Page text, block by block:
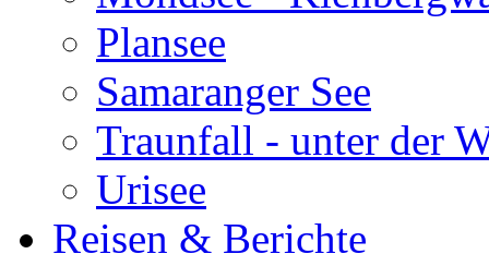
Plansee
Samaranger See
Traunfall - unter der
Urisee
Reisen & Berichte